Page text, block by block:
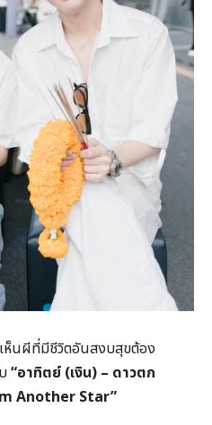
ห็นผีที่มีชีวิตอันสงบสุขต้อง
“อาทิตย์ (เงิน) – ดาวตก
Another Star”